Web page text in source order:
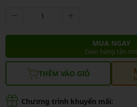
MUA NGAY
Giao hàng tận nơi
THÊM VÀO GIỎ
Chương trình khuyến mãi: